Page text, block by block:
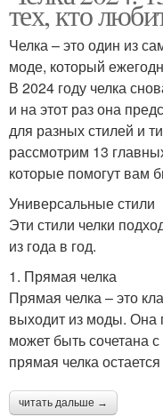
тех, кто
Челка – это один из
моде, который
В 2024 году челка
и на этот раз она
для разных стилей и
рассмотрим 13
которые помогут вам
Универсальные стили
Эти стили челки
из года в год.
1. Прямая челка
Прямая челка – это
выходит из моды. Она
может быть сочетана
прямая челка
читать дальше →